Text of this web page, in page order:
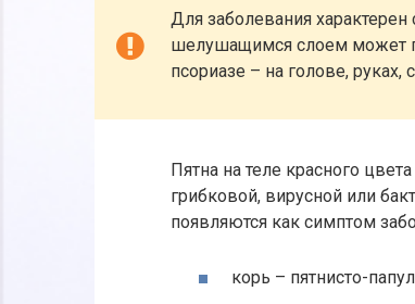
Для заболевания
шелушащимся слоем может
псориазе – на голове,
Пятна на теле красного
грибковой, вирусной или
появляются как симптом
корь – пятнисто-